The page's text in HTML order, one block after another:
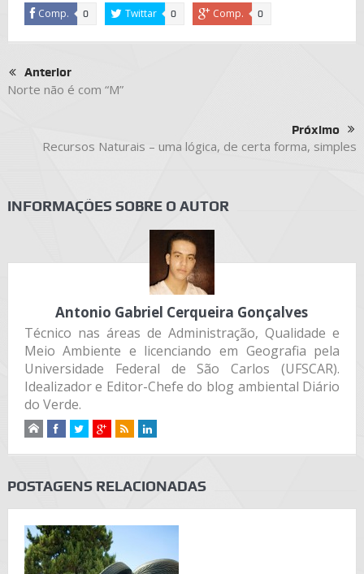
Comp. 0 Twittar 0 Comp. 0
Anterior
Norte não é com “M”
Próximo
Recursos Naturais – uma lógica, de certa forma, simples
INFORMAÇÕES SOBRE O AUTOR
Antonio Gabriel Cerqueira Gonçalves
Técnico nas áreas de Administração, Qualidade e
Meio Ambiente e licenciando em Geografia pela
Universidade Federal de São Carlos (UFSCAR).
Idealizador e Editor-Chefe do blog ambiental Diário
do Verde.
POSTAGENS RELACIONADAS